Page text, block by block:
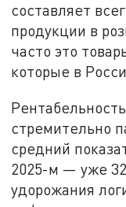
составляет
продукции в
часто это
которые в
стремительно
средний
2025-м — уже
удорожания